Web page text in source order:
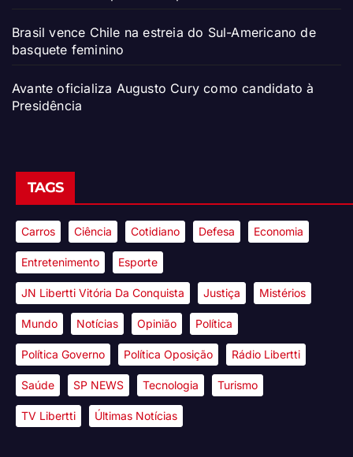
Brasil vence Chile na estreia do Sul-Americano de
basquete feminino
Avante oficializa Augusto Cury como candidato à
Presidência
TAGS
Carros Ciência Cotidiano Defesa Economia
Entretenimento Esporte
JN Libertti Vitória Da Conquista Justiça Mistérios
Mundo Notícias Opinião Política
Política Governo Política Oposição Rádio Libertti
Saúde SP NEWS Tecnologia Turismo
TV Libertti Últimas Notícias